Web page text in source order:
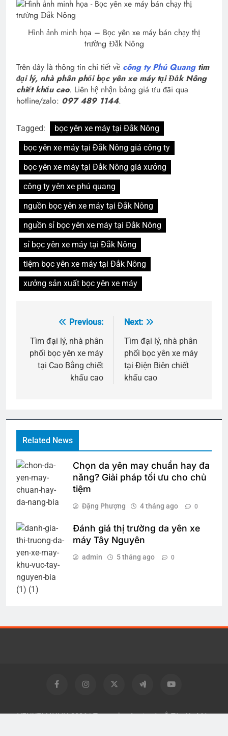
Hình ảnh minh họa – Bọc yên xe máy bán chạy thị
trường Đắk Nông
Trên đây là thông tin chi tiết về công ty Phú Quangtìm
đại lý, nhà phân phối bọc yên xe máy tại Đắk Nông
chiết khấu cao. Liên hệ nhận bảng giá ưu đãi qua
hotline/zalo: 097 489 1144.
Tagged:
bọc yên xe máy tại Đắk Nông
bọc yên xe máy tại Đắk Nông giá công ty
bọc yên xe máy tại Đắk Nông giá xưởng
công ty yên xe phú quang
nguồn bọc yên xe máy tại Đắk Nông
nguồn sỉ bọc yên xe máy tại Đắk Nông
sỉ bọc yên xe máy tại Đắk Nông
tiệm bọc yên xe máy tại Đắk Nông
xưởng sản xuất bọc yên xe máy
hướng
bài
Previous:
Tìm đại lý, nhà phân
phối bọc yên xe máy
tại Cao Bằng chiết
khấu cao
Next:
Tìm đại lý, nhà phân
phối bọc yên xe máy
tại Điện Biên chiết
khấu cao
Related News
Chọn da yên may chuẩn hay đa
năng? Giải pháp tối ưu cho chủ
tiệm
Đặng Phượng 4 tháng ago 0
Đánh giá thị trường da yên xe
máy Tây Nguyên
admin 5 tháng ago 0
YENXEMAY.VN 2026 | Trang chuyên tin tức Ô Tô - Xe Máy